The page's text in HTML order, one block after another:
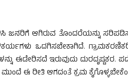
ಜನರಿಗೆ ಆಗಿರುವ ತೊಂದರೆಯನ್ನು
ಒದಗಿಸಬೇಕಾಗಿದೆ.
ಈಡೇರಿಸದೆ ಇರುವುದು ದುರದೃಷ್ಟಕರ.
ಈ ರೀತಿ ಆಗದಂತೆ ಕ್ರಮ